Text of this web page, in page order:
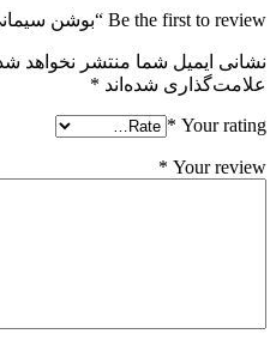
Be the first to review “بوشن سیمانی سایز 150”
نشانی ایمیل شما منتشر نخواهد شد.
علامت‌گذاری شده‌اند*
Your rating
*
Your review
*